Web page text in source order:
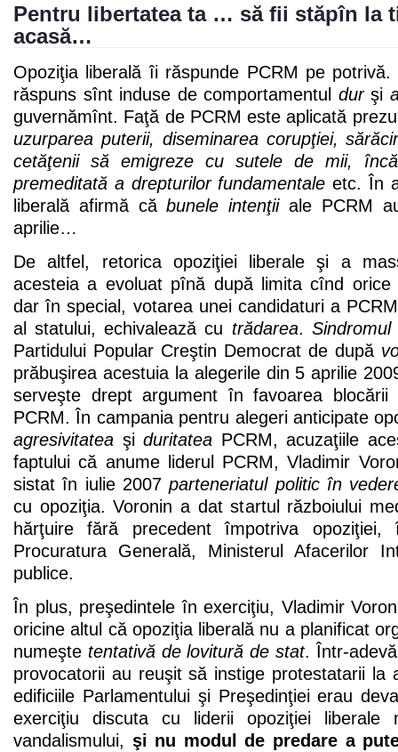
Pentru libertatea ta … să fii stăpîn la
acasă…
Opoziţia liberală îi răspunde PCRM pe
răspuns sînt induse de comportamentul durşi
guvernămînt. Faţă de PCRM este aplicată
uzurparea puterii, diseminarea corupţiei,
cetăţenii să emigreze cu sutele de mii,
premeditată a drepturilor fundamentale etc. În
liberală afirmă căbunele intenţiiale PCRM
aprilie…
De altfel, retorica opoziţiei liberale şi a
acesteia a evoluat pînă după limita cînd orice
dar în special, votarea unei candidaturi a
al statului, echivalează cu trădarea. Sindromul
Partidului Popular Creştin Democrat de după
prăbuşirea acestuia la alegerile din 5 aprilie
serveşte drept argument în favoarea blocării
PCRM. În campania pentru alegeri anticipate
agresivitatea şiduritatea PCRM, acuzaţiile
faptului că anume liderul PCRM, Vladimir
sistat în iulie 2007parteneriatul politic în
cu opoziţia. Voronin a dat startul războiului
hărţuire fără precedent împotriva
Procuratura Generală, Ministerul Afacerilor
publice.
În plus, preşedintele în exerciţiu, Vladimir
oricine altul că opoziţia liberală nu a planificat
numeşte tentativă de lovitură de stat. Într-
provocatorii au reuşit să instige protestatarii la
edificiile Parlamentului şi Preşedinţiei erau
exerciţiu discuta cu liderii opoziţiei
vandalismului, şi nu modul de predare a